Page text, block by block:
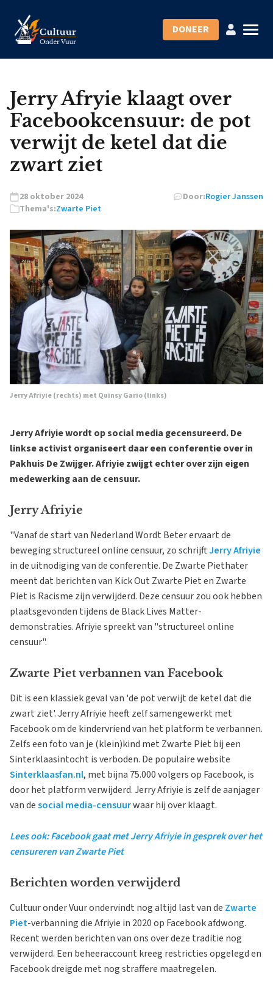
DONEER
Jerry Afryie klaagt over
Facebookcensuur: de pot
verwijt de ketel dat die
zwart ziet
28 oktober 2024 Door:Rogier Janssen
Thema's:Zwarte Piet
Jerry Afriyie (rechts) met Quinsy Gario (links)
Jerry Afriyie wordt op social media gecensureerd. De
linkse activist organiseert daar een conferentie over in
Pakhuis De Zwijger. Afriyie zwijgt echter over zijn eigen
medewerking aan de censuur.
Jerry Afriyie
"Vanaf de start van Nederland Wordt Beter ervaart de
beweging structureel online censuur, zo schrijftJerry Afriyie
in de uitnodiging van de conferentie. De Zwarte Piethater
meent dat berichten van Kick Out Zwarte Piet en Zwarte
Piet is Racisme zijn verwijderd. Deze censuur zou ook hebben
plaatsgevonden tijdens de Black Lives Matter-
demonstraties. Afriyie spreekt van "structureel online
censuur".
Zwarte Piet verbannen van Facebook
Dit is een klassiek geval van 'de pot verwijt de ketel dat die
zwart ziet'. Jerry Afriyie heeft zelf samengewerkt met
Facebook om de kindervriend van het platform te verbannen.
Zelfs een foto van je (klein)kind met Zwarte Piet bij een
Sinterklaasintocht is verboden. De populaire website
Sinterklaasfan.nl, met bijna 75.000 volgers op Facebook, is
door het platform verwijderd. Jerry Afriyie is zelf de aanjager
van desocial media-censuurwaar hij over klaagt.
Lees ook: Facebook gaat met Jerry Afriyie in gesprek over het
censureren van Zwarte Piet
Berichten worden verwijderd
Cultuur onder Vuur ondervindt nog altijd last van de Zwarte
Piet-verbanning die Afriyie in 2020 op Facebook afdwong.
Recent werden berichten van ons over deze traditie nog
verwijderd. Een beheeraccount kreeg restricties opgelegd en
Facebook dreigde met nog straffere maatregelen.